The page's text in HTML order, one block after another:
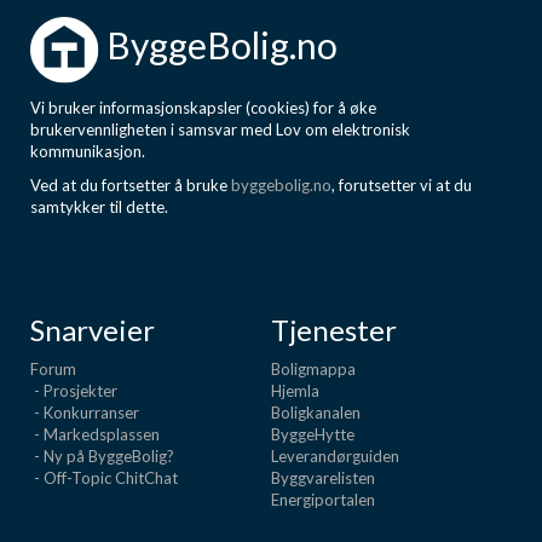
Boligmappa+
Få mer ut av Boligmappa
ByggeBolig.no
Vi bruker informasjonskapsler (cookies) for å øke
brukervennligheten i samsvar med Lov om elektronisk
kommunikasjon.
Ved at du fortsetter å brukebyggebolig.no, forutsetter vi at du
samtykker til dette.
Snarveier
Forum
- Prosjekter
- Konkurranser
- Markedsplassen
- Ny på ByggeBolig?
- Off-Topic ChitChat
Tjenester
Boligmappa
Hjemla
Boligkanalen
ByggeHytte
Leverandørguiden
Byggvarelisten
Energiportalen